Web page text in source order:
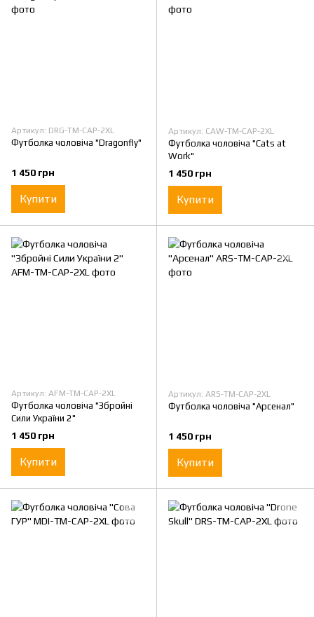
Артикул: DRG-TM-CAP-2XL
Футболка чоловіча "Dragonfly"
1 450 грн
Купити
Артикул: CAW-TM-CAP-2XL
Футболка чоловіча "Cats at
Work"
1 450 грн
Купити
Артикул: AFM-TM-CAP-2XL
Футболка чоловіча "Збройні
Сили України 2"
1 450 грн
Купити
Артикул: ARS-TM-CAP-2XL
Футболка чоловіча "Арсенал"
1 450 грн
Купити